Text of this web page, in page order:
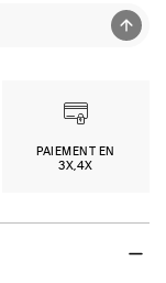
PAIEMENT EN
3X,4X